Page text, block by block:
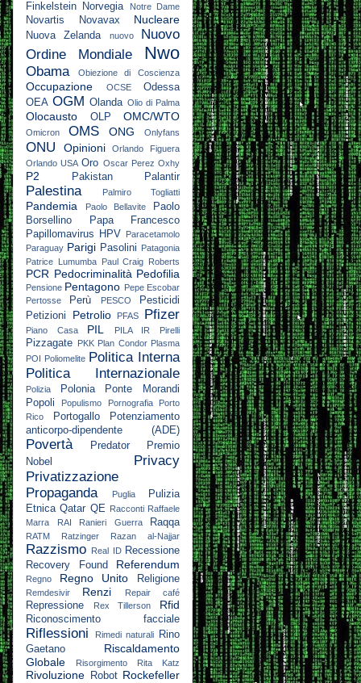
Finkelstein
Norvegia Notre Dame
Novartis Novavax Nucleare
Nuova Zelanda nuovo
Nuovo
Ordine Mondiale
Nwo
Obama Obiezione di Coscienza
Occupazione OCSE
Odessa
OEA OGM Olanda Olio di Palma
Olocausto OLP OMC/WTO
Omicron OMS ONG Onlyfans
ONU Opinioni
Orlando Figuera
Orlando USA Oro Oscar Perez Oxhy
P2 Pakistan Palantir
Palestina Palmiro Togliatti
Pandemia Paolo Bellavite
Paolo
Borsellino
Papa Francesco
Papillomavirus HPV
Paracetamolo
Paraguay Parigi Pasolini Patagonia
Patrice Lumumba
Paul Craig Roberts
PCR Pedocriminalità Pedofilia
Pensione Pentagono Pepe Escobar
Pertosse
Perù PESCO
Pesticidi
Petizioni
Petrolio PFAS Pfizer
Piano Casa PIL PILA IR Pirelli
Pizzagate PKK Plan Condor Plasma
POI Poliomelite Politica Interna
Politica Internazionale
Polizia Polonia
Ponte Morandi
Popoli
Populismo Pornografia
Porto
Rico
Portogallo
Potenziamento
anticorpo-dipendente (ADE)
Povertà Predator
Premio
Nobel
Privacy
Privatizzazione
Propaganda
Puglia
Pulizia
Etnica Qatar QE Racconti Raffaele
Marra
RAI Ranieri Guerra Raqqa
RATM Ratzinger Razan al-Najjar
Razzismo Real ID Recessione
Recovery Found
Referendum
Regno Regno Unito Religione
Remdesivir Renzi Repair café
Repressione Rex Tillerson Rfid
Riconoscimento facciale
Riflessioni Rimedi naturali
Rino
Gaetano
Riscaldamento
Globale
Risorgimento Rita Katz
Rivoluzione Robot Rockefeller